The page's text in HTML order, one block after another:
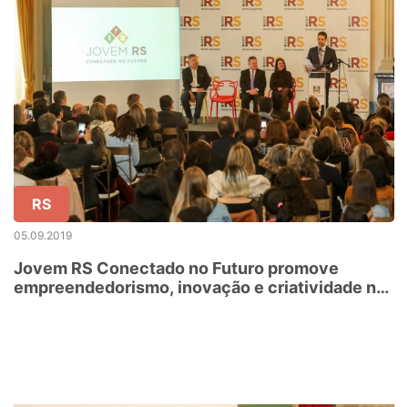
RS
05.09.2019
Jovem RS Conectado no Futuro promove
empreendedorismo, inovação e criatividade nas